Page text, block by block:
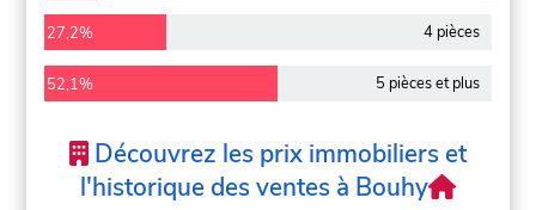
27,2% 4 pièces
52,1% 5 pièces et plus
Découvrez les prix immobiliers et
l'historique des ventes à Bouhy